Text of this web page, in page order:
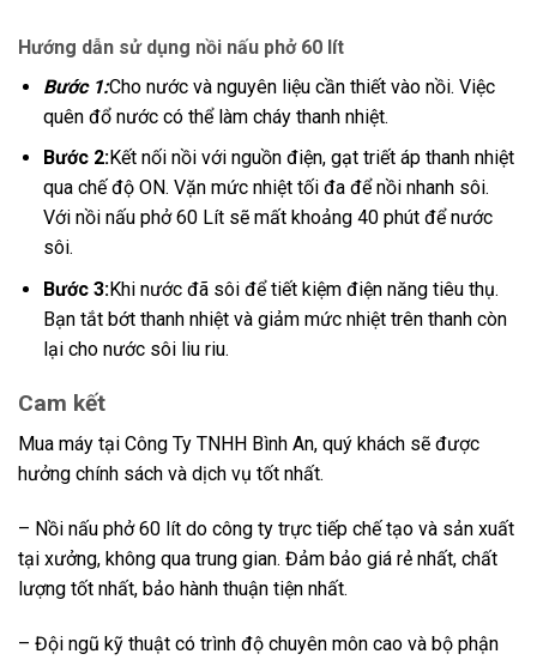
Hướng dẫn sử dụng nồi nấu phở 60 lít
Bước 1:Cho nước và nguyên liệu cần thiết vào nồi. Việc
quên đổ nước có thể làm cháy thanh nhiệt.
Bước 2:Kết nối nồi với nguồn điện, gạt triết áp thanh nhiệt
qua chế độ ON. Vặn mức nhiệt tối đa để nồi nhanh sôi.
Với nồi nấu phở 60 Lít sẽ mất khoảng 40 phút để nước
sôi.
Bước 3:Khi nước đã sôi để tiết kiệm điện năng tiêu thụ.
Bạn tắt bớt thanh nhiệt và giảm mức nhiệt trên thanh còn
lại cho nước sôi liu riu.
Cam kết
Mua máy tại Công Ty TNHH Bình An, quý khách sẽ được
hưởng chính sách và dịch vụ tốt nhất.
– Nồi nấu phở 60 lít do công ty trực tiếp chế tạo và sản xuất
tại xưởng, không qua trung gian. Đảm bảo giá rẻ nhất, chất
lượng tốt nhất, bảo hành thuận tiện nhất.
– Đội ngũ kỹ thuật có trình độ chuyên môn cao và bộ phận